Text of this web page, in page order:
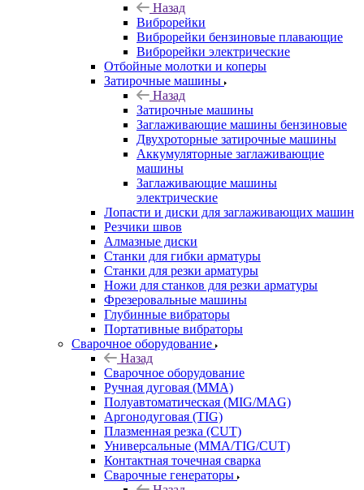
Назад
Виброрейки
Виброрейки бензиновые плавающие
Виброрейки электрические
Отбойные молотки и коперы
Затирочные машины
Назад
Затирочные машины
Заглаживающие машины бензиновые
Двухроторные затирочные машины
Аккумуляторные заглаживающие
машины
Заглаживающие машины
электрические
Лопасти и диски для заглаживающих машин
Резчики швов
Алмазные диски
Станки для гибки арматуры
Станки для резки арматуры
Ножи для станков для резки арматуры
Фрезеровальные машины
Глубинные вибраторы
Портативные вибраторы
Сварочное оборудование
Назад
Сварочное оборудование
Ручная дуговая (MMA)
Полуавтоматическая (MIG/MAG)
Аргонодуговая (TIG)
Плазменная резка (CUT)
Универсальные (MMA/TIG/CUT)
Контактная точечная сварка
Сварочные генераторы